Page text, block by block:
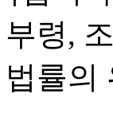
령,
률